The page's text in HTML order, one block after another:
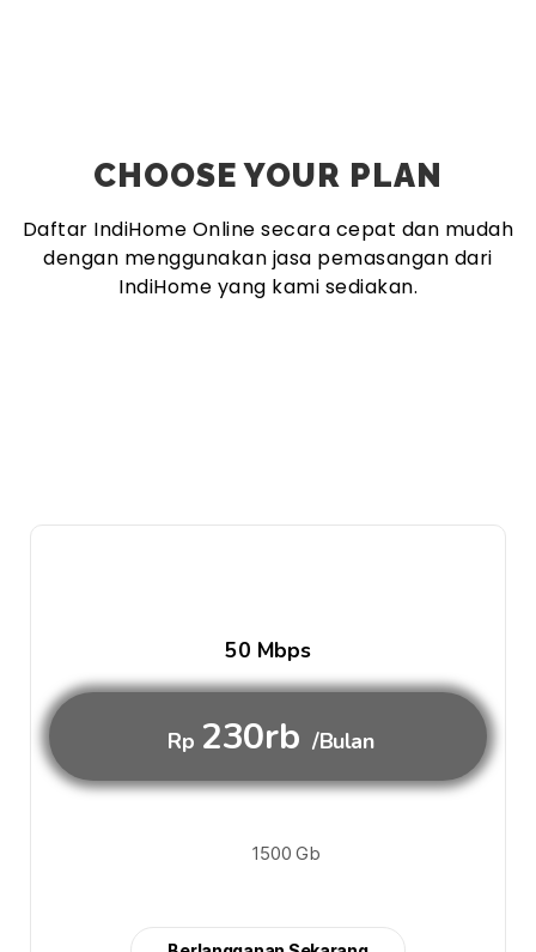
CHOOSE YOUR PLAN
Daftar IndiHome Online secara cepat dan mudah
dengan menggunakan jasa pemasangan dari
IndiHome yang kami sediakan.
50 Mbps
Rp 230rb /Bulan
1500 Gb